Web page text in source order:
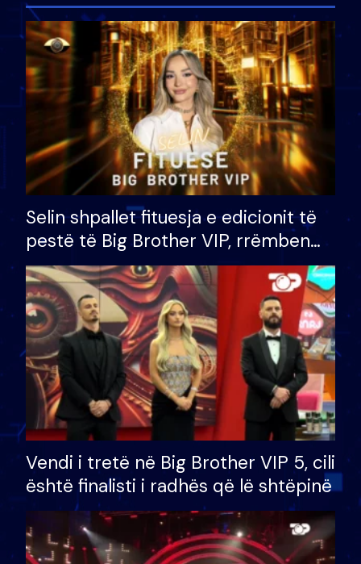
Selin shpallet fituesja e edicionit të
pestë të Big Brother VIP, rrëmben
çmimin e madh prej 100 mijë eurosh
Vendi i tretë në Big Brother VIP 5, cili
është finalisti i radhës që lë shtëpinë